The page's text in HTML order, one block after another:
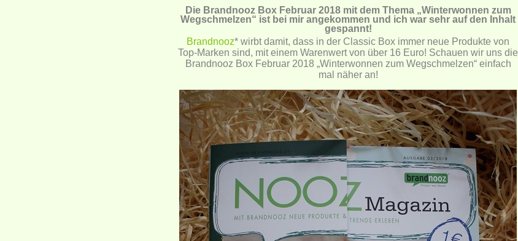
Die Brandnooz Box Februar 2018 mit dem Thema „Winterwonnen zum
Wegschmelzen“ ist bei mir angekommen und ich war sehr auf den Inhalt
gespannt!
Brandnooz* wirbt damit, dass in der Classic Box immer neue Produkte von
Top-Marken sind, mit einem Warenwert von über 16 Euro! Schauen wir uns die
Brandnooz Box Februar 2018 „Winterwonnen zum Wegschmelzen“ einfach
mal näher an!